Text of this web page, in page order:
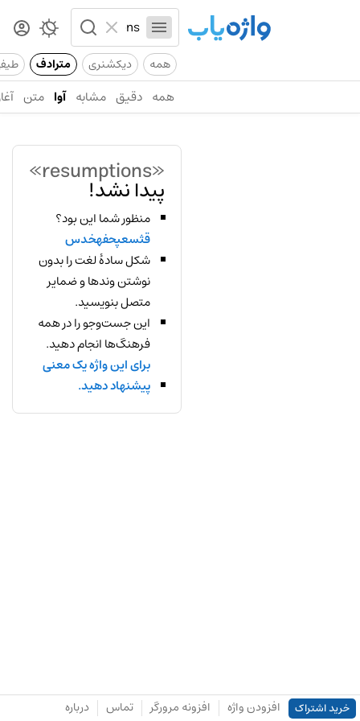
همه دیکشنری مترادف
همه دقیق مشابه آوا متن
«resumptions»
پیدا نشد!
منظور شما این بود؟
قثسعپحفهخدس
شکل سادهٔ لغت را بدون
نوشتن وندها و ضمایر
متصل بنویسید.
این جست‌وجو را در همه
فرهنگ‌ها انجام دهید.
برای این واژه یک معنی
پیشنهاد دهید.
خرید اشتراک افزودن واژه افزونه مرورگر تماس درباره